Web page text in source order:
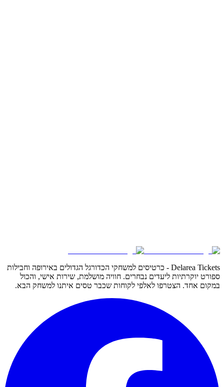
Delarea Tickets - כרטיסים למשחקי הכדורגל הגדולים באירופה וחבילות
ספורט יוקרתיות ליעדים נבחרים. חוויה מושלמת, שירות אישי, והכול
במקום אחד. הצטרפו לאלפי לקוחות שכבר טסים איתנו למשחק הבא.